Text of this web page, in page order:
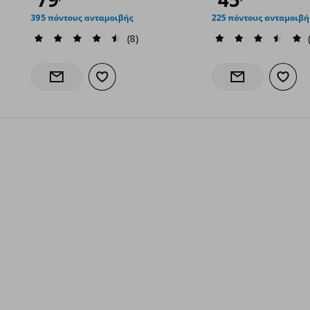
395 πόντους ανταμοιβής
(8)
Ενημέρωση διαθεσιμότητας
Προσθήκη στα αγαπημένα
225 πόντους
Ενημέρωση